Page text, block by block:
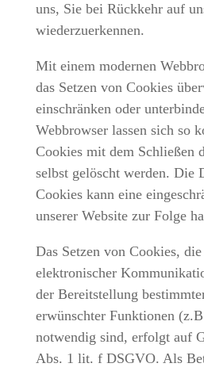
uns, Sie bei Rückkehr auf
wiederzuerkennen.
Mit einem modernen
das Setzen von Cookies
einschränken oder
Webbrowser lassen sich so
Cookies mit dem Schließen
selbst gelöscht werden. Die
Cookies kann eine
unserer Website zur Folge
Das Setzen von Cookies,
elektronischer
der Bereitstellung
erwünschter Funktionen
notwendig sind, erfolgt auf
Abs. 1 lit. f DSGVO. Als